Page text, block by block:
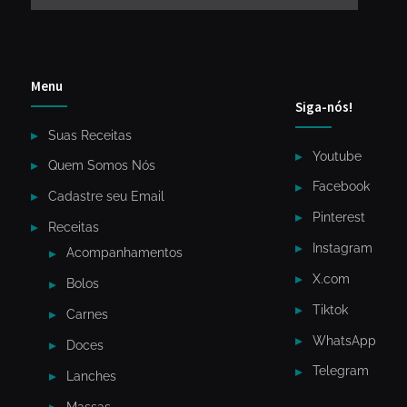
Menu
Suas Receitas
Quem Somos Nós
Cadastre seu Email
Receitas
Acompanhamentos
Bolos
Carnes
Doces
Lanches
Siga-nós!
Youtube
Facebook
Pinterest
Instagram
X.com
Tiktok
WhatsApp
Telegram